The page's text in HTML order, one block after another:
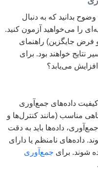
بدانید که به دنبال
را می‌خواهید آزمون کنید.
جایگزین) راهنمای
خواهند بود. برای
داده‌های جمع‌آوری
مناسب (مانند کنترل‌ها و
داده‌ها باید به دقت
داده‌های نامنظم یا دارای
شوند. برای جمع‌آوری